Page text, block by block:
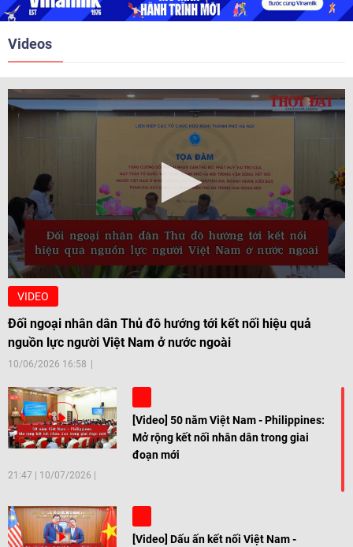
2010, 2016, 2018, 2021.
Videos
VIDEO
Đối ngoại nhân dân Thủ đô hướng tới kết nối hiệu quả
nguồn lực người Việt Nam ở nước ngoài
10/06/2026 16:58
[Video] 50 năm Việt Nam - Philippines:
Mở rộng kết nối nhân dân trong giai
đoạn mới
21:47 10/07/2026
[Video] Dấu ấn kết nối Việt Nam -